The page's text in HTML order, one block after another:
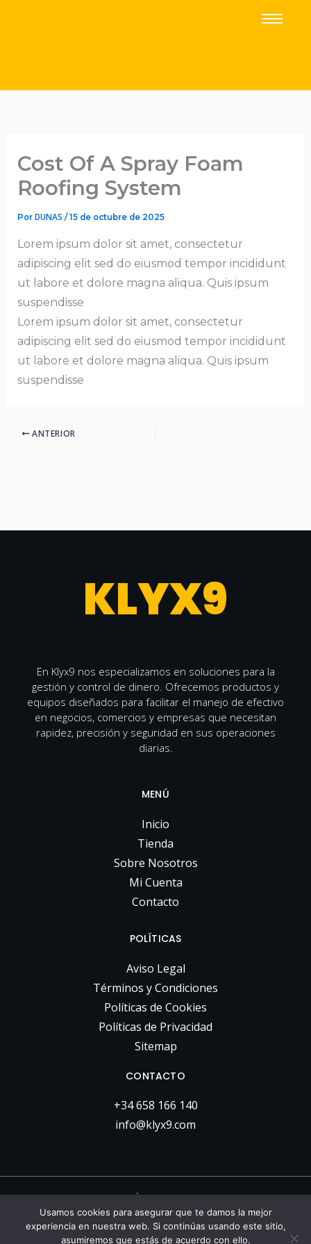
Cost Of A Spray Foam
Roofing System
Por DUNAS / 15 de octubre de 2025
Lorem ipsum dolor sit amet, consectetur
adipiscing elit sed do eiusmod tempor incididunt
ut labore et dolore magna aliqua. Quis ipsum
suspendisse
Lorem ipsum dolor sit amet, consectetur
adipiscing elit sed do eiusmod tempor incididunt
ut labore et dolore magna aliqua. Quis ipsum
suspendisse
ANTERIOR
KLYX9
En Klyx9 nos especializamos en soluciones para la
gestión y control de dinero. Ofrecemos productos y
equipos diseñados para facilitar el manejo de efectivo
en negocios, comercios y empresas que necesitan
rapidez, precisión y seguridad en sus operaciones
diarias.
MENÚ
Inicio
Tienda
Sobre Nosotros
Mi Cuenta
Contacto
POLÍTICAS
Aviso Legal
Términos y Condiciones
Políticas de Cookies
Políticas de Privacidad
Sitemap
CONTACTO
+34 658 166 140
info@klyx9.com
FINANCIADO POR LA UNIÓN EUROPEA CON EL PROGRAMA
KIT DIGITAL POR LOS FONDOS NEXT GENERATION (EU) DEL
MECANISMO DE RECUPERACIÓN Y RESILIENCIA
Usamos cookies para asegurar que te damos la mejor
experiencia en nuestra web. Si continúas usando este sitio,
asumiremos que estás de acuerdo con ello.